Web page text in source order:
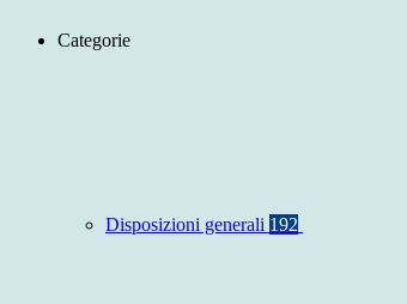
Categorie
Disposizioni generali 192